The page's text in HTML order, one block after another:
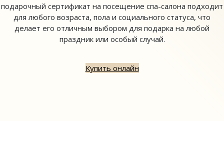
подарочный сертификат на посещение спа-салона подходит
для любого возраста, пола и социального статуса, что
делает его отличным выбором для подарка на любой
праздник или особый случай.
Купить онлайн